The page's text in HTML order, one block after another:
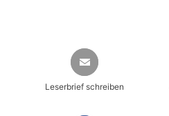
Leserbrief schreiben